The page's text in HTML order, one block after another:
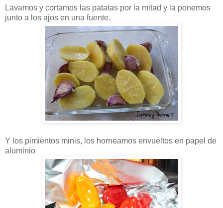
Lavamos y cortamos las patatas por la mitad y la ponemos
junto a los ajos en una fuente.
Y los pimientos minis, los horneamos envueltos en papel de
aluminio